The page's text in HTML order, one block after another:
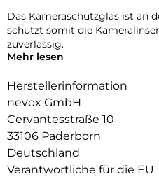
Das Kameraschutzglas ist an
schützt somit die
zuverlässig.
schützen Sie die Linsen vor
Zwischenräumen.
Mehr lesen
Herstellerinformation
nevox GmbH
Cervantesstraße 10
33106 Paderborn
Deutschland
Verantwortliche für die EU